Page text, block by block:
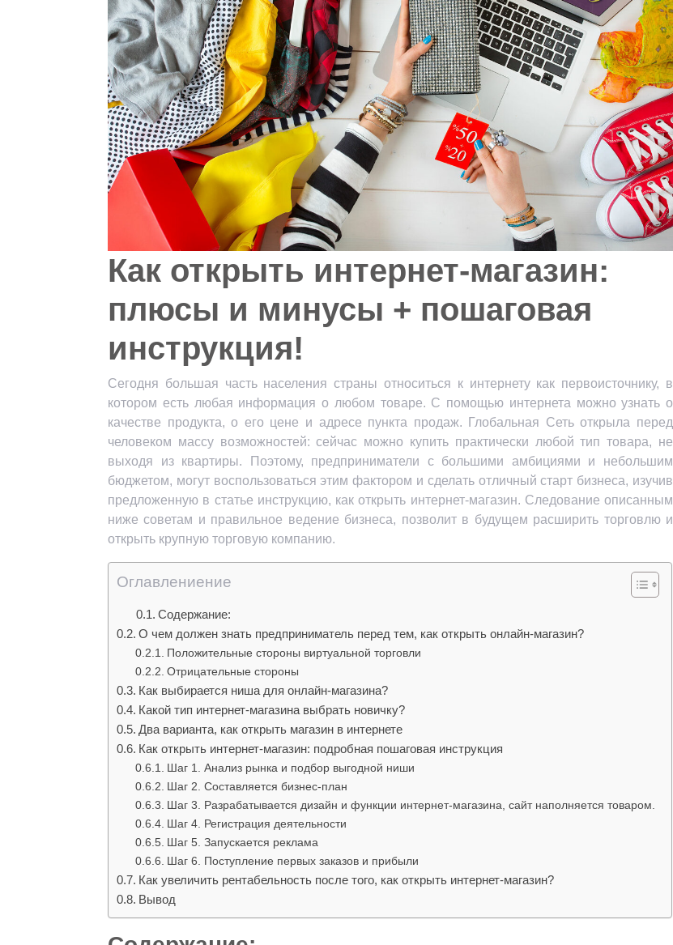
Как открыть интернет-магазин:
плюсы и минусы + пошаговая
инструкция!
Сегодня большая часть населения страны относиться к интернету как первоисточнику, в
котором есть любая информация о любом товаре. С помощью интернета можно узнать о
качестве продукта, о его цене и адресе пункта продаж. Глобальная Сеть открыла перед
человеком массу возможностей: сейчас можно купить практически любой тип товара, не
выходя из квартиры. Поэтому, предприниматели с большими амбициями и небольшим
бюджетом, могут воспользоваться этим фактором и сделать отличный старт бизнеса, изучив
предложенную в статье инструкцию, как открыть интернет-магазин. Следование описанным
ниже советам и правильное ведение бизнеса, позволит в будущем расширить торговлю и
открыть крупную торговую компанию.
Оглавлениение
Содержание:
О чем должен знать предприниматель перед тем, как открыть онлайн-магазин?
Положительные стороны виртуальной торговли
Отрицательные стороны
Как выбирается ниша для онлайн-магазина?
Какой тип интернет-магазина выбрать новичку?
Два варианта, как открыть магазин в интернете
Как открыть интернет-магазин: подробная пошаговая инструкция
Шаг 1. Анализ рынка и подбор выгодной ниши
Шаг 2. Составляется бизнес-план
Шаг 3. Разрабатывается дизайн и функции интернет-магазина, сайт наполняется товаром.
Шаг 4. Регистрация деятельности
Шаг 5. Запускается реклама
Шаг 6. Поступление первых заказов и прибыли
Как увеличить рентабельность после того, как открыть интернет-магазин?
Вывод